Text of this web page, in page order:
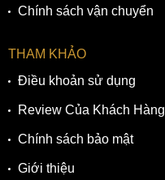
Chính sách vận chuyển
THAM KHẢO
Điều khoản sử dụng
Review Của Khách Hàng
Chính sách bảo mật
Giới thiệu